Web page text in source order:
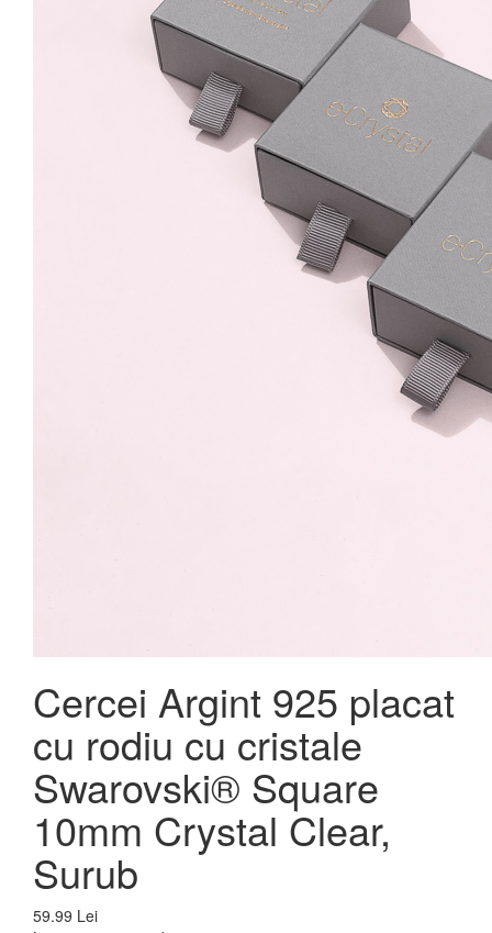
Cercei Argint 925 placat
cu rodiu cu cristale
Swarovski® Square
10mm Crystal Clear,
Surub
59.99 Lei